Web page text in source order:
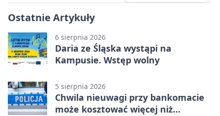
Ostatnie Artykuły
6 sierpnia 2026
Daria ze Śląska wystąpi na
Kampusie. Wstęp wolny
5 sierpnia 2026
Chwila nieuwagi przy bankomacie
może kosztować więcej niż